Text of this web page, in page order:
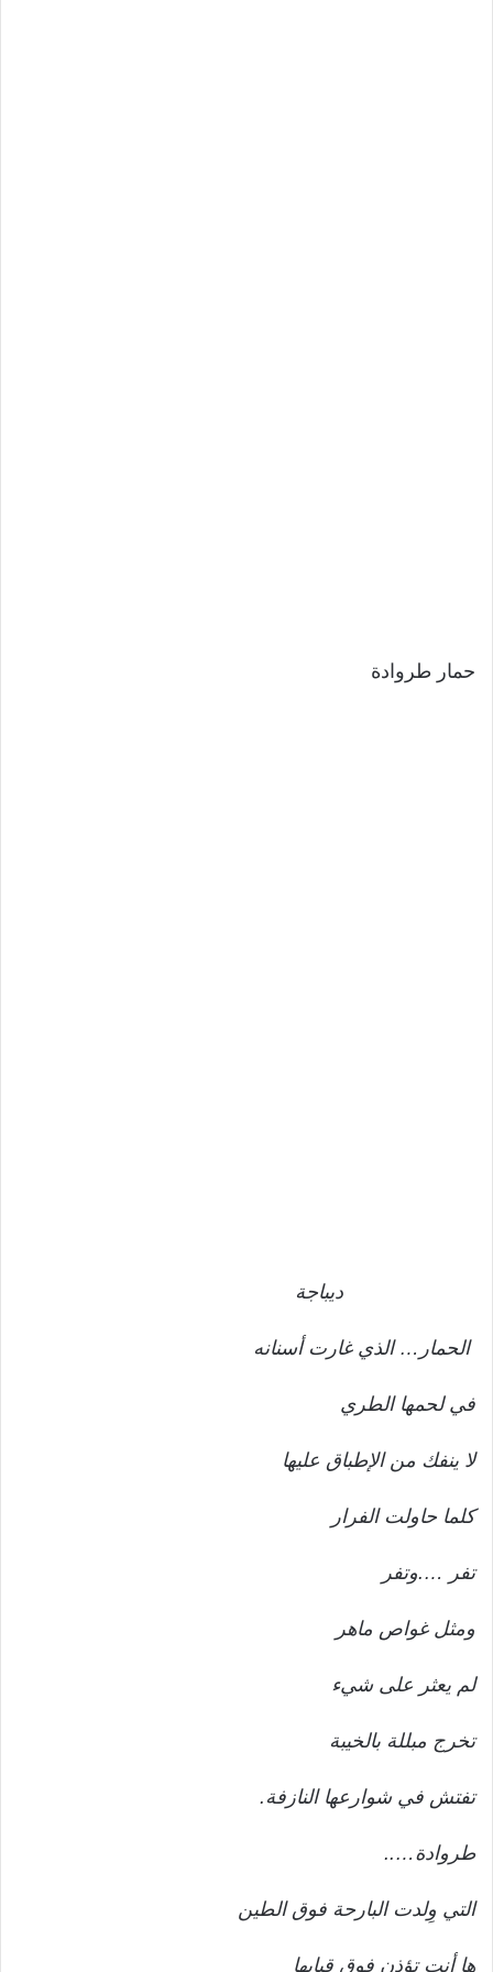
حمار طروادة
ديباجة
الحمار… الذي غارت أسنانه
في لحمها الطري
لا ينفك من الإطباق عليها
كلما حاولت الفرار
تفر ….وتفر
ومثل غواص ماهر
لم يعثر على شيء
تخرج مبللة بالخيبة
تفتش في شوارعها النازفة.
طروادة…..
التي وِلدت البارحة فوق الطين
ها أنت تؤذن فوق قبابها